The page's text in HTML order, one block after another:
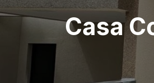
Casa